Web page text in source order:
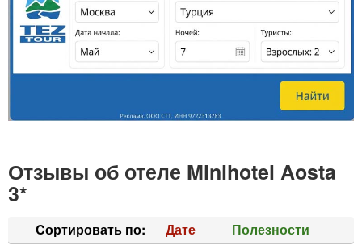
Отзывы об отеле Minihotel Aosta
3*
Cортировать по: Дате Полезности